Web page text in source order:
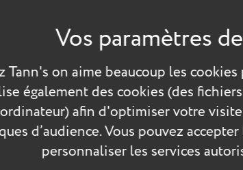
Tann's on aime beaucoup les
également des cookies (des
afin d'optimiser votre
d’audience. Vous pouvez
personnaliser les services
Hector le dinosaure est fait pour lui ! Le
sa collerette, ses 3 cornes en volume et ses
! Le sac à dos L'école des Tann’s est le
son goûter et ses trésors ! En plus d’être
dans un polyester de haute qualité issu à
à l’eau et gardera au sec les affaires de votre